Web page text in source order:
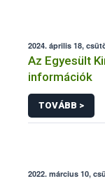
2024. április 18,
Az Egyesült
információk
TOVÁBB >
2022. március 10,